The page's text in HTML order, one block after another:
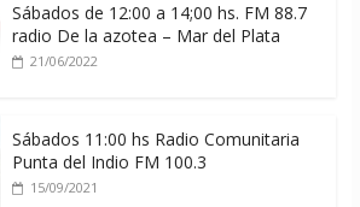
Sábados de 12:00 a 14;00 hs. FM 88.7
radio De la azotea – Mar del Plata
21/06/2022
Sábados 11:00 hs Radio Comunitaria
Punta del Indio FM 100.3
15/09/2021